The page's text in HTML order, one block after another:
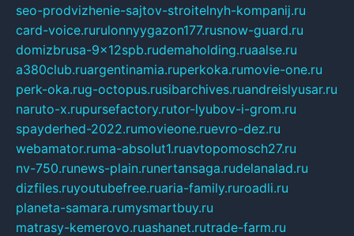
seo-prodvizhenie-sajtov-stroitelnyh-kompanij.ru
card-voice.rurulonnyygazon177.rusnow-guard.ru
domizbrusa-9x12spb.rudemaholding.ruaalse.ru
a380club.ruargentinamia.ruperkoka.rumovie-one.ru
perk-oka.rug-octopus.rusibarchives.ruandreislyusar.ru
naruto-x.rupursefactory.rutor-lyubov-i-grom.ru
spayderhed-2022.rumovieone.ruevro-dez.ru
webamator.ruma-absolut1.ruavtopomosch27.ru
nv-750.runews-plain.runertansaga.rudelanalad.ru
dizfiles.ruyoutubefree.ruaria-family.ruroadli.ru
planeta-samara.rumysmartbuy.ru
matrasy-kemerovo.ruashanet.rutrade-farm.ru